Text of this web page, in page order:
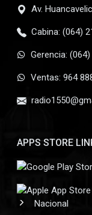
Av.
Cabina: (064)
Gerencia:
Ventas: 964
APPS STORE
Nacional